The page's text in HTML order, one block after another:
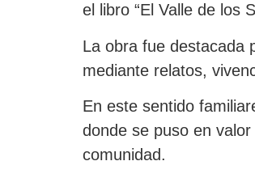
el libro “El Valle de los
La obra fue destacada
mediante relatos,
En este sentido
donde se puso en
comunidad.